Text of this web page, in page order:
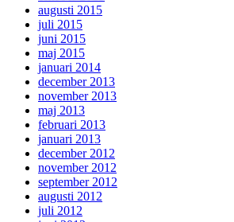
augusti 2015
juli 2015
juni 2015
maj 2015
januari 2014
december 2013
november 2013
maj 2013
februari 2013
januari 2013
december 2012
november 2012
september 2012
augusti 2012
juli 2012